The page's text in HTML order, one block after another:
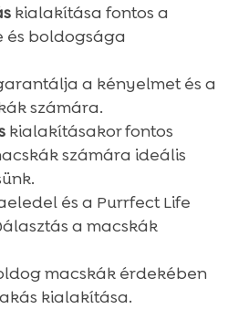
és karcolásmentesítés
kiválasztása
szükséges
és karbantartási tippek
lakás
kialakítása fontos a
és boldogsága
a kényelmet és a
számára.
kialakításakor fontos
számára ideális
és a Purrfect Life
a macskák
macskák érdekében
kialakítása.